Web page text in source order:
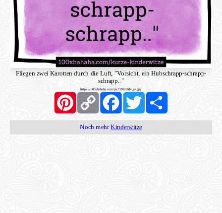
Fliegen zwei Karotten durch die Luft, "Vorsicht, ein Hubschrapp-schrapp-
schrapp.."
https://100xhahaha.com/pic!32000fd4_ss.jpg
PinterestCopy
Link
FacebookTwitter Share
Noch mehrKinderwitze